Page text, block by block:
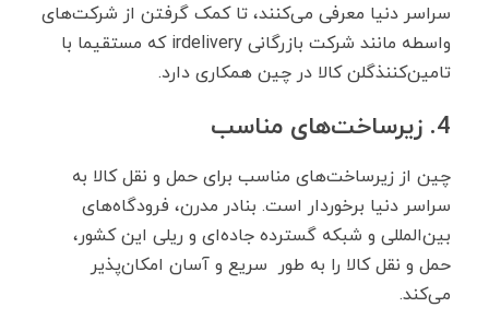
سراسر دنیا معرفی می‌کنند، تا کمک گرفتن از شرکت‌های
واسطه مانند شرکت بازرگانی irdelivery که مستقیما با
تامین‌کننذگلن کالا در چین همکاری دارد.
4. زیرساخت‌های مناسب
چین از زیرساخت‌های مناسب برای حمل و نقل کالا به
سراسر دنیا برخوردار است. بنادر مدرن، فرودگاه‌های
بین‌المللی و شبکه گسترده جاده‌ای و ریلی این کشور،
حمل و نقل کالا را به طور سریع و آسان امکان‌پذیر
می‌کند.